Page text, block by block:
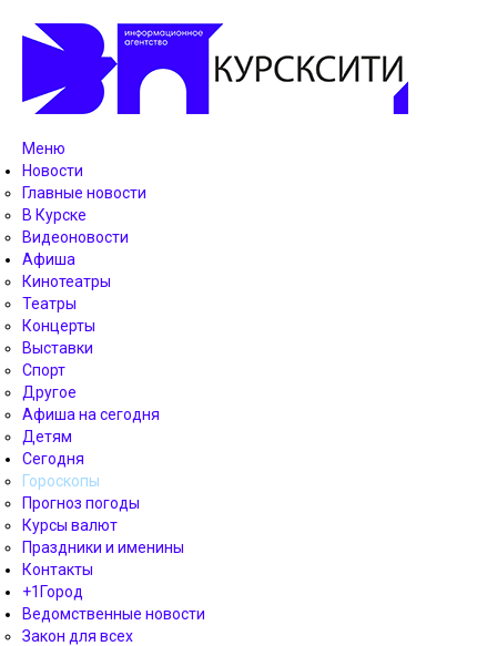
Меню
Новости
Главные новости
В Курске
Видеоновости
Афиша
Кинотеатры
Театры
Концерты
Выставки
Спорт
Другое
Афиша на сегодня
Детям
Сегодня
Гороскопы
Прогноз погоды
Курсы валют
Праздники и именины
Контакты
+1Город
Ведомственные новости
Закон для всех